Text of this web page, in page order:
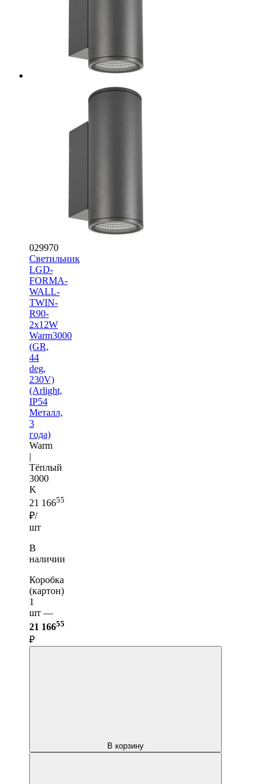
029970
Светильник
LGD-
FORMA-
WALL-
TWIN-
R90-
2x12W
Warm3000
(GR,
44
deg,
230V)
(Arlight,
IP54
Металл,
3
года)
Warm
|
Тёплый
3000
K
21 16655
₽/
шт
В
наличии
Коробка
(картон)
1
шт —
21 16655
₽
В корзину